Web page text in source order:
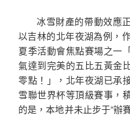
冰雪財產的帶動效應
以吉林的北年夜湖為例，
夏季活動會焦點賽場之一
氣達到完美的五比五黃金
零點！」，北年夜湖已承
雪聯世界杯等頂級賽事，
的是，本地并未止步于“辦